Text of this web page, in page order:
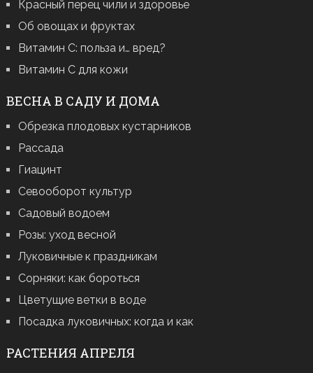
Красный перец чили и здоровье
Об овощах и фруктах
Витамин С: польза и… вред?
Витамин С для кожи
ВЕСНА В САДУ И ДОМА
Обрезка плодовых кустарников
Рассада
Гиацинт
Севооборот культур
Садовый водоем
Розы: уход весной
Луковичные к праздникам
Сорняки: как бороться
Цветущие ветки в воде
Посадка луковичных: когда и как
РАСТЕНИЯ АПРЕЛЯ